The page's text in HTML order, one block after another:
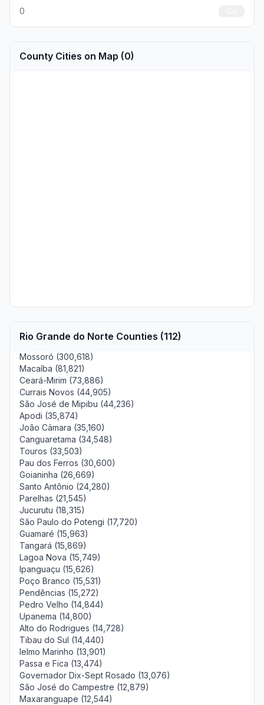
0
County Cities on Map (0)
Rio Grande do Norte Counties (112)
Mossoró (300,618)
Macaíba (81,821)
Ceará-Mirim (73,886)
Currais Novos (44,905)
São José de Mipibu (44,236)
Apodi (35,874)
João Câmara (35,160)
Canguaretama (34,548)
Touros (33,503)
Pau dos Ferros (30,600)
Goianinha (26,669)
Santo Antônio (24,280)
Parelhas (21,545)
Jucurutu (18,315)
São Paulo do Potengi (17,720)
Guamaré (15,963)
Tangará (15,869)
Lagoa Nova (15,749)
Ipanguaçu (15,626)
Poço Branco (15,531)
Pendências (15,272)
Pedro Velho (14,844)
Upanema (14,800)
Alto do Rodrigues (14,728)
Tibau do Sul (14,440)
Ielmo Marinho (13,901)
Passa e Fica (13,474)
Governador Dix-Sept Rosado (13,076)
São José do Campestre (12,879)
Maxaranguape (12,544)